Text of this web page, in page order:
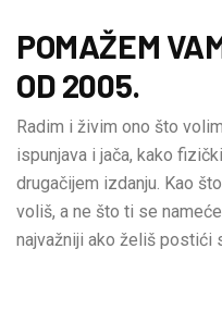
POMAŽEM
OD 2005.
Radim i živim ono što
ispunjava i jača, kako
drugačijem izdanju. Kao
voliš, a ne što ti se
najvažniji ako želiš postići